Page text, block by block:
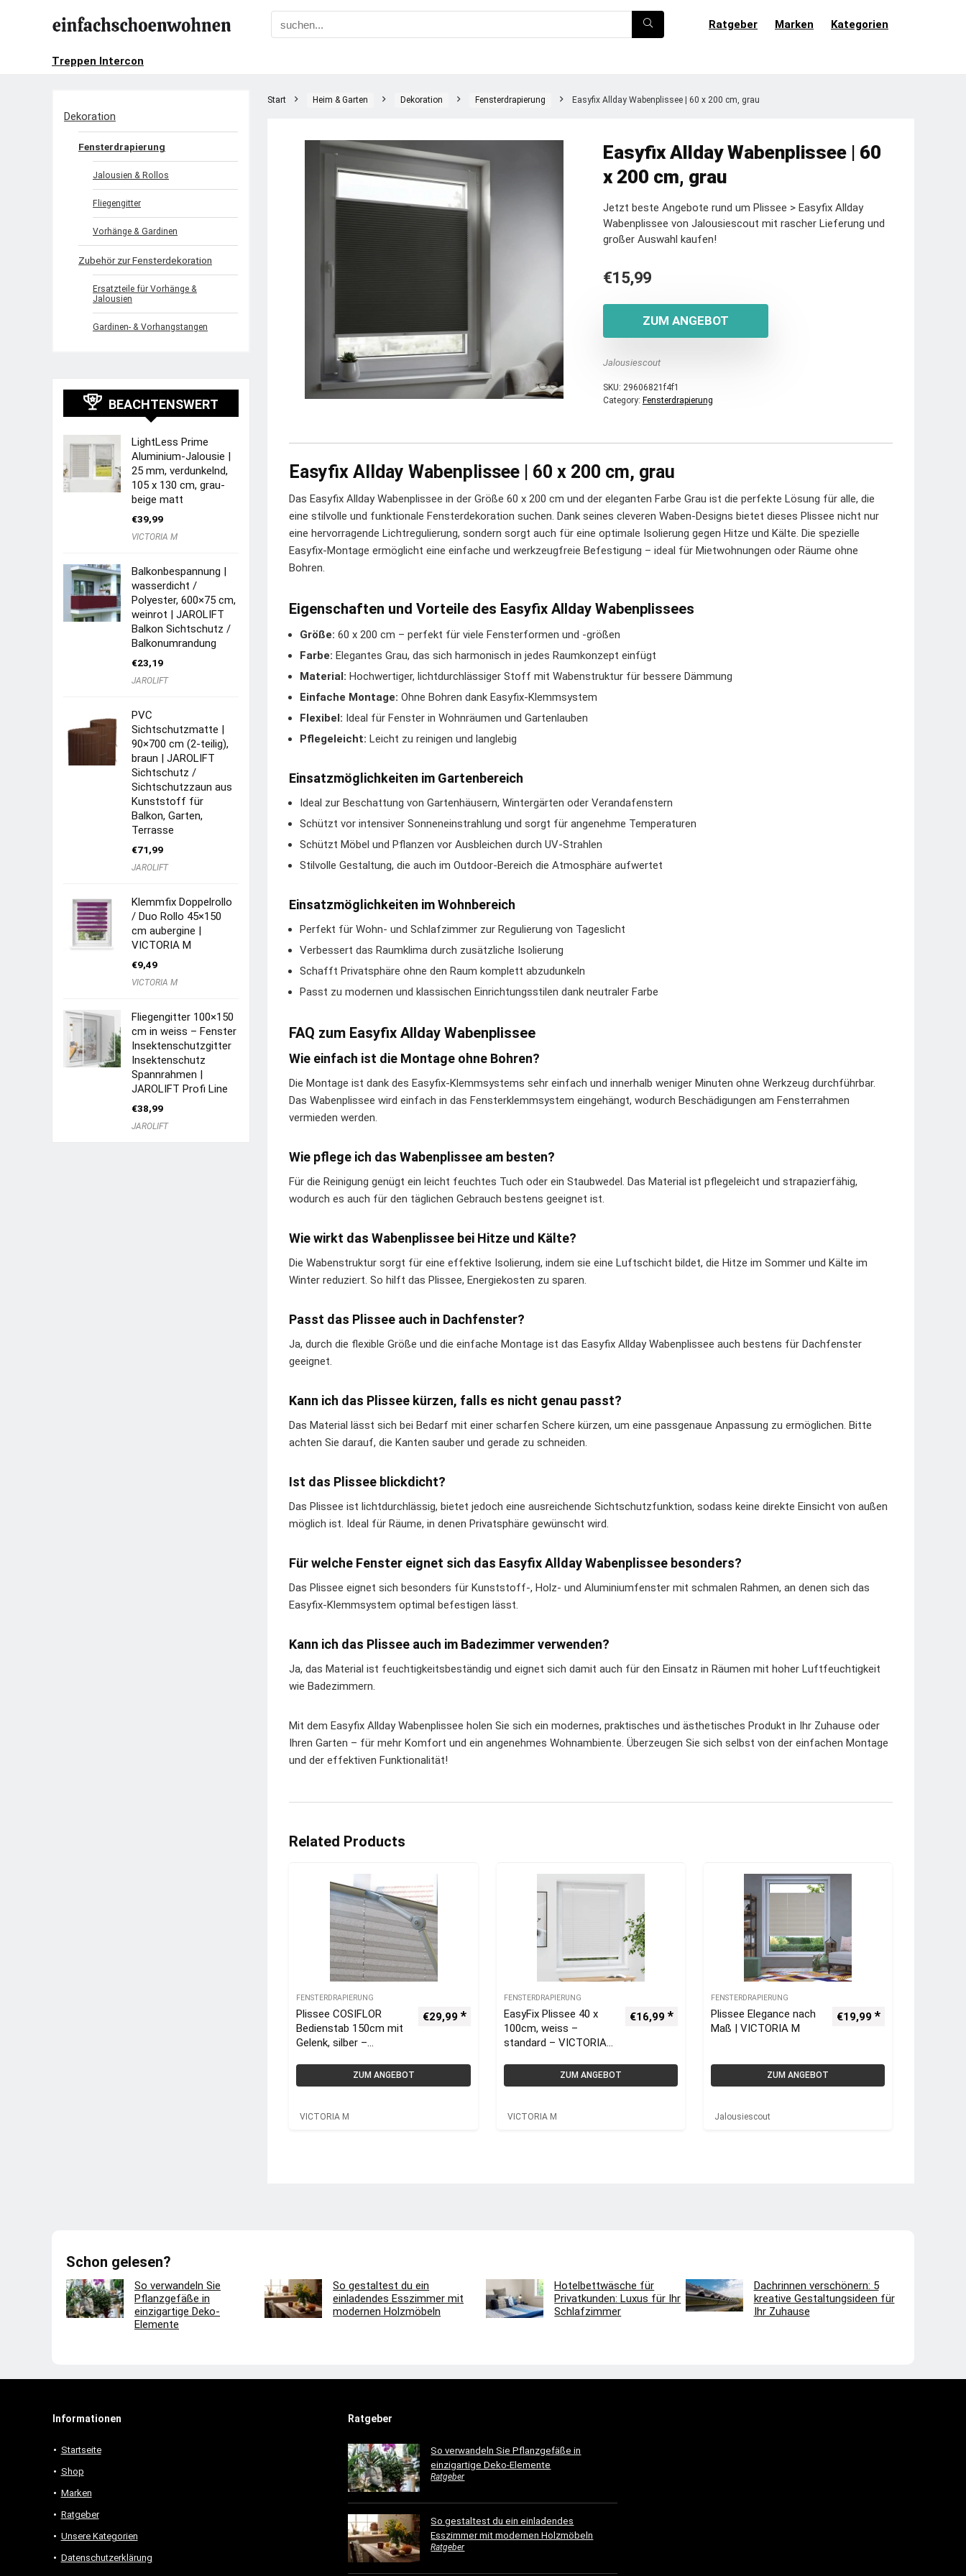
Ratgeber Marken Kategorien
Treppen Intercon
Start Heim & Garten Dekoration Fensterdrapierung Easyfix Allday Wabenplissee | 60 x 200 cm, grau
Easyfix Allday Wabenplissee | 60
x 200 cm, grau
Jetzt beste Angebote rund um Plissee > Easyfix Allday
Wabenplissee von Jalousiescout mit rascher Lieferung und
großer Auswahl kaufen!
€15,99
ZUM ANGEBOT
Jalousiescout
SKU: 29606821f4f1
Category: Fensterdrapierung
Easyfix Allday Wabenplissee | 60 x 200 cm, grau
Das Easyfix Allday Wabenplissee in der Größe 60 x 200 cm und der eleganten Farbe Grau ist die perfekte Lösung für alle, die
eine stilvolle und funktionale Fensterdekoration suchen. Dank seines cleveren Waben-Designs bietet dieses Plissee nicht nur
eine hervorragende Lichtregulierung, sondern sorgt auch für eine optimale Isolierung gegen Hitze und Kälte. Die spezielle
Easyfix-Montage ermöglicht eine einfache und werkzeugfreie Befestigung – ideal für Mietwohnungen oder Räume ohne
Bohren.
Eigenschaften und Vorteile des Easyfix Allday Wabenplissees
Größe: 60 x 200 cm – perfekt für viele Fensterformen und -größen
Farbe: Elegantes Grau, das sich harmonisch in jedes Raumkonzept einfügt
Material: Hochwertiger, lichtdurchlässiger Stoff mit Wabenstruktur für bessere Dämmung
Einfache Montage: Ohne Bohren dank Easyfix-Klemmsystem
Flexibel: Ideal für Fenster in Wohnräumen und Gartenlauben
Pflegeleicht: Leicht zu reinigen und langlebig
Einsatzmöglichkeiten im Gartenbereich
Ideal zur Beschattung von Gartenhäusern, Wintergärten oder Verandafenstern
Schützt vor intensiver Sonneneinstrahlung und sorgt für angenehme Temperaturen
Schützt Möbel und Pflanzen vor Ausbleichen durch UV-Strahlen
Stilvolle Gestaltung, die auch im Outdoor-Bereich die Atmosphäre aufwertet
Einsatzmöglichkeiten im Wohnbereich
Perfekt für Wohn- und Schlafzimmer zur Regulierung von Tageslicht
Verbessert das Raumklima durch zusätzliche Isolierung
Schafft Privatsphäre ohne den Raum komplett abzudunkeln
Passt zu modernen und klassischen Einrichtungsstilen dank neutraler Farbe
FAQ zum Easyfix Allday Wabenplissee
Wie einfach ist die Montage ohne Bohren?
Die Montage ist dank des Easyfix-Klemmsystems sehr einfach und innerhalb weniger Minuten ohne Werkzeug durchführbar.
Das Wabenplissee wird einfach in das Fensterklemmsystem eingehängt, wodurch Beschädigungen am Fensterrahmen
vermieden werden.
Wie pflege ich das Wabenplissee am besten?
Für die Reinigung genügt ein leicht feuchtes Tuch oder ein Staubwedel. Das Material ist pflegeleicht und strapazierfähig,
wodurch es auch für den täglichen Gebrauch bestens geeignet ist.
Wie wirkt das Wabenplissee bei Hitze und Kälte?
Die Wabenstruktur sorgt für eine effektive Isolierung, indem sie eine Luftschicht bildet, die Hitze im Sommer und Kälte im
Winter reduziert. So hilft das Plissee, Energiekosten zu sparen.
Passt das Plissee auch in Dachfenster?
Ja, durch die flexible Größe und die einfache Montage ist das Easyfix Allday Wabenplissee auch bestens für Dachfenster
geeignet.
Kann ich das Plissee kürzen, falls es nicht genau passt?
Das Material lässt sich bei Bedarf mit einer scharfen Schere kürzen, um eine passgenaue Anpassung zu ermöglichen. Bitte
achten Sie darauf, die Kanten sauber und gerade zu schneiden.
Ist das Plissee blickdicht?
Das Plissee ist lichtdurchlässig, bietet jedoch eine ausreichende Sichtschutzfunktion, sodass keine direkte Einsicht von außen
möglich ist. Ideal für Räume, in denen Privatsphäre gewünscht wird.
Für welche Fenster eignet sich das Easyfix Allday Wabenplissee besonders?
Das Plissee eignet sich besonders für Kunststoff-, Holz- und Aluminiumfenster mit schmalen Rahmen, an denen sich das
Easyfix-Klemmsystem optimal befestigen lässt.
Kann ich das Plissee auch im Badezimmer verwenden?
Ja, das Material ist feuchtigkeitsbeständig und eignet sich damit auch für den Einsatz in Räumen mit hoher Luftfeuchtigkeit
wie Badezimmern.
Mit dem Easyfix Allday Wabenplissee holen Sie sich ein modernes, praktisches und ästhetisches Produkt in Ihr Zuhause oder
Ihren Garten – für mehr Komfort und ein angenehmes Wohnambiente. Überzeugen Sie sich selbst von der einfachen Montage
und der effektiven Funktionalität!
Related Products
FENSTERDRAPIERUNG
Plissee COSIFLOR
Bedienstab 150cm mit
Gelenk, silber –
€29,99
ZUM ANGEBOT
VICTORIA M
FENSTERDRAPIERUNG
EasyFix Plissee 40 x
100cm, weiss –
standard – VICTORIA
€16,99
ZUM ANGEBOT
VICTORIA M
FENSTERDRAPIERUNG
Plissee Elegance nach
Maß | VICTORIA M
€19,99
ZUM ANGEBOT
Jalousiescout
Dekoration
Fensterdrapierung
Jalousien & Rollos
Fliegengitter
Vorhänge & Gardinen
Zubehör zur Fensterdekoration
Ersatzteile für Vorhänge &
Jalousien
Gardinen- & Vorhangstangen
BEACHTENSWERT
LightLess Prime
Aluminium-Jalousie |
25 mm, verdunkelnd,
105 x 130 cm, grau-
beige matt
€39,99
VICTORIA M
Balkonbespannung |
wasserdicht /
Polyester, 600×75 cm,
weinrot | JAROLIFT
Balkon Sichtschutz /
Balkonumrandung
€23,19
JAROLIFT
PVC
Sichtschutzmatte |
90×700 cm (2-teilig),
braun | JAROLIFT
Sichtschutz /
Sichtschutzzaun aus
Kunststoff für
Balkon, Garten,
Terrasse
€71,99
JAROLIFT
Klemmfix Doppelrollo
/ Duo Rollo 45×150
cm aubergine |
VICTORIA M
€9,49
VICTORIA M
Fliegengitter 100×150
cm in weiss – Fenster
Insektenschutzgitter
Insektenschutz
Spannrahmen |
JAROLIFT Profi Line
€38,99
JAROLIFT
Schon gelesen?
So verwandeln Sie
Pflanzgefäße in
einzigartige Deko-
Elemente
So gestaltest du ein
einladendes Esszimmer mit
modernen Holzmöbeln
Hotelbettwäsche für
Privatkunden: Luxus für Ihr
Schlafzimmer
Dachrinnen verschönern: 5
kreative Gestaltungsideen für
Ihr Zuhause
Informationen
Startseite
Shop
Marken
Ratgeber
Unsere Kategorien
Datenschutzerklärung
Ratgeber
So verwandeln Sie Pflanzgefäße in
einzigartige Deko-Elemente
Ratgeber
So gestaltest du ein einladendes
Esszimmer mit modernen Holzmöbeln
Ratgeber